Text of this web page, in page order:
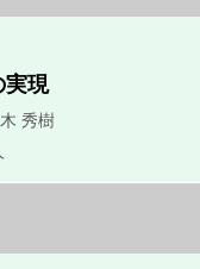
現
秀樹